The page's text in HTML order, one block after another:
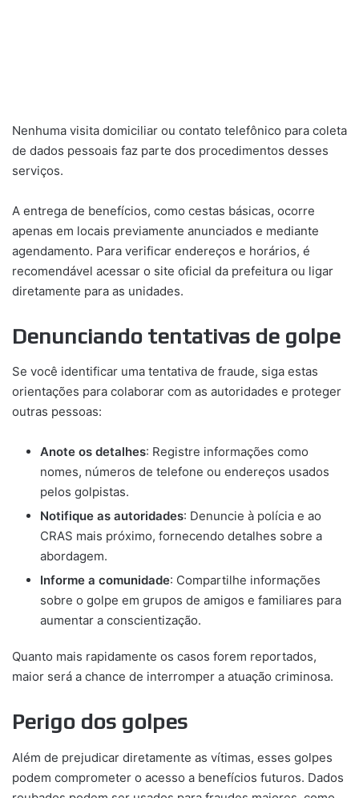
Nenhuma visita domiciliar ou contato telefônico para coleta
de dados pessoais faz parte dos procedimentos desses
serviços.
A entrega de benefícios, como cestas básicas, ocorre
apenas em locais previamente anunciados e mediante
agendamento. Para verificar endereços e horários, é
recomendável acessar o site oficial da prefeitura ou ligar
diretamente para as unidades.
Denunciando tentativas de golpe
Se você identificar uma tentativa de fraude, siga estas
orientações para colaborar com as autoridades e proteger
outras pessoas:
Anote os detalhes: Registre informações como
nomes, números de telefone ou endereços usados
pelos golpistas.
Notifique as autoridades: Denuncie à polícia e ao
CRAS mais próximo, fornecendo detalhes sobre a
abordagem.
Informe a comunidade: Compartilhe informações
sobre o golpe em grupos de amigos e familiares para
aumentar a conscientização.
Quanto mais rapidamente os casos forem reportados,
maior será a chance de interromper a atuação criminosa.
Perigo dos golpes
Além de prejudicar diretamente as vítimas, esses golpes
podem comprometer o acesso a benefícios futuros. Dados